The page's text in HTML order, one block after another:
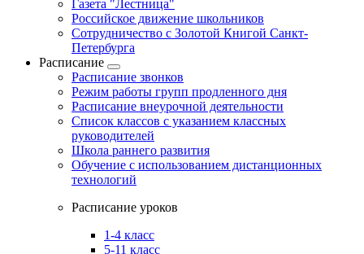
Газета "Лестница"
Российское движение школьников
Сотрудничество с Золотой Книгой Санкт-
Петербурга
Расписание
Расписание звонков
Режим работы групп продленного дня
Расписание внеурочной деятельности
Список классов с указанием классных
руководителей
Школа раннего развития
Обучение с использованием дистанционных
технологий
Расписание уроков
1-4 класс
5-11 класс